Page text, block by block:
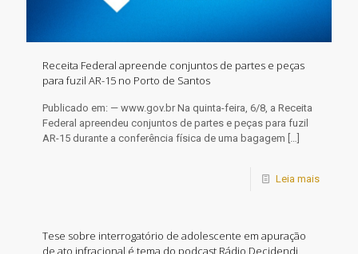
Receita Federal apreende conjuntos de partes e peças
para fuzil AR-15 no Porto de Santos
Publicado em: — www.gov.br Na quinta-feira, 6/8, a Receita
Federal apreendeu conjuntos de partes e peças para fuzil
AR-15 durante a conferência física de uma bagagem
Leia mais
Tese sobre interrogatório de adolescente em apuração
de ato infracional é tema do podcast Rádio Decidendi